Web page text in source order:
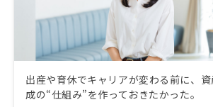
出産や育休でキャリアが変わる前に、資
成の“仕組み”を作っておきたかった。